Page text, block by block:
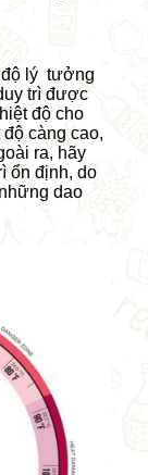
độ lý tưởng
trì được
độ cho
càng cao,
ra, hãy
ổn định, do
dao